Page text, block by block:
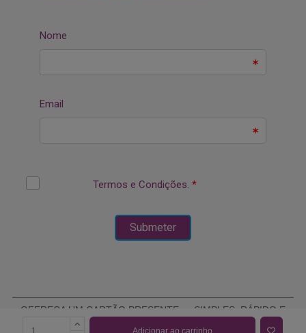
OFEREÇA UM CARTÃO PRESENTE — SIMPLES, RÁPIDO E
ELEGANTE